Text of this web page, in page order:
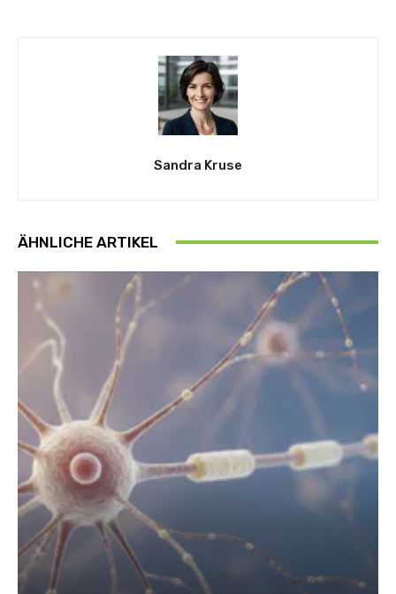
Sandra Kruse
ÄHNLICHE ARTIKEL